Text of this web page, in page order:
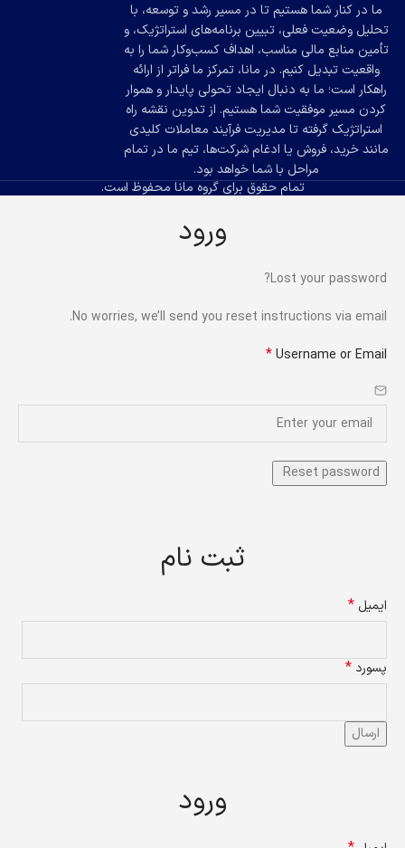
ما در کنار شما هستیم تا در مسیر رشد و توسعه، با
تحلیل وضعیت فعلی، تبیین برنامه‌های استراتژیک، و
تأمین منابع مالی مناسب، اهداف کسب‌وکار شما را به
واقعیت تبدیل کنیم. در مانا، تمرکز ما فراتر از ارائه
راهکار است؛ ما به دنبال ایجاد تحولی پایدار و هموار
کردن مسیر موفقیت شما هستیم. از تدوین نقشه راه
استراتژیک گرفته تا مدیریت فرآیند معاملات کلیدی
مانند خرید، فروش یا ادغام شرکت‌ها، تیم ما در تمام
مراحل با شما خواهد بود.
تمام حقوق برای گروه مانا محفوظ است.
ورود
Lost your password?
No worries, we’ll send you reset instructions via email.
Username or Email
*
ثبت نام
ایمیل *
پسورد *
ارسال
ورود